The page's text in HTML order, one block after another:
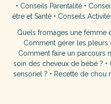
• Conseils Parentalité•
être et Santé• Conseils
Quels fromages une femme
Comment gérer les
Comment faire un parcours
soin des cheveux de bébé ? •
sensoriel ? • Recette de chou